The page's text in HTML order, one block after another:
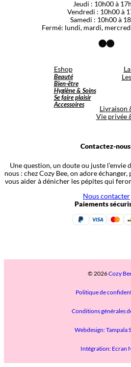
Jeudi : 10h00 à
Vendredi : 10h00 à
Samedi : 10h00 à
Fermé: lundi, mardi,
Facebook
Eshop
Beauté
Bien-être
Hygiène & Soins
Se faire plaisir
Accessoires
Livraison
Vie privée
Contactez-
Une question, un doute ou juste l’envie
nous : chez Cozy Bee, on adore
vous aider à dénicher les pépites qui
Nous contacter
Paiements
© 2026Cozy
Politique de
Conditions générales
Webdesign: Tampala
Intégration: Ecran